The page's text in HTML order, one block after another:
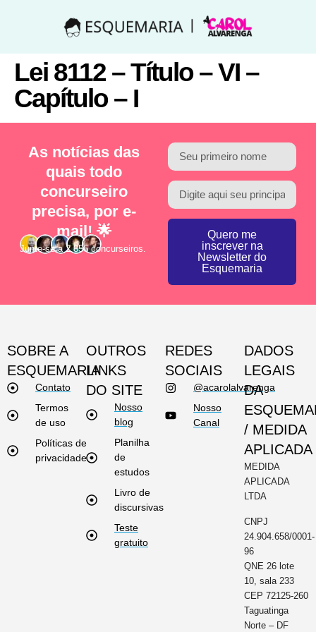
Lei 8112 – Título – VI –
Capítulo – I
As notícias das
quais todo
concurseiro
precisa, por e-
mail! 🌟
Junte-se a 2.856 concurseiros.
Quero me
inscrever na
Newsletter do
Esquemaria
SOBRE A
ESQUEMARIA
Contato
Termos
de uso
Políticas de
privacidade
OUTROS
LINKS
DO SITE
Nosso
blog
Planilha
de
estudos
Livro de
discursivas
Teste
gratuito
REDES
SOCIAIS
@acarolalvarenga
Nosso
Canal
DADOS
LEGAIS
DA
/ MEDIDA
APLICADA
MEDIDA
APLICADA
LTDA
CNPJ
24.904.658/0001-
96
QNE 26 lote
10, sala 233
CEP 72125-260
Taguatinga
Norte – DF